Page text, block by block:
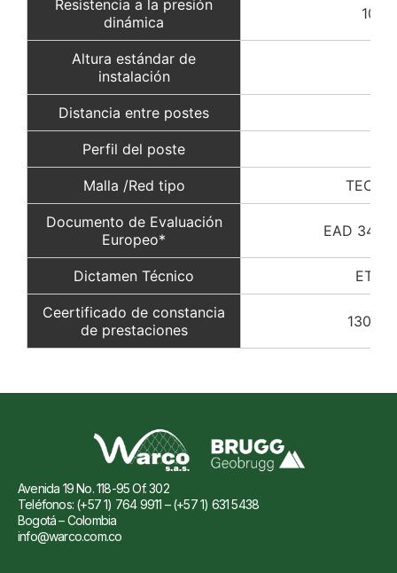
Resistencia a la presión
dinámica
100
Altura estándar de
instalación
Distancia entre postes
Perfil del poste
Malla /Red tipo
Documento de Evaluación
Europeo*
EAD
Dictamen Técnico ETA
Ceertificado de constancia
de prestaciones
1301-
Avenida 19 No. 118-95 Of. 302
Teléfonos: (+57 1) 764 9911 – (+57 1) 631 5438
Bogotá – Colombia
info@warco.com.co